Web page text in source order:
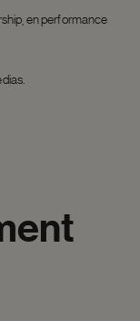
en performance